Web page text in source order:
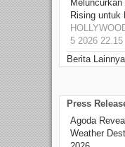
Rising untuk
5 2026 22.15
Berita Lainnya
Press
Agoda
Weather